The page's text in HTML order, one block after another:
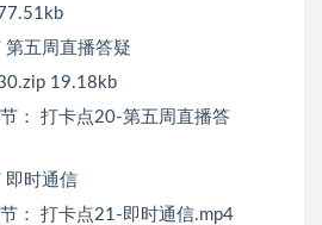
五周直播答疑
19.18kb
： 打卡点20-第五周直播答
即时通信
： 打卡点21-即时通信.mp4